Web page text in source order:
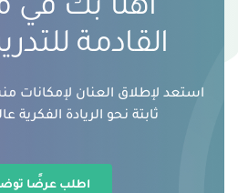
أهلًا بك
القادمة
استعد لإطلاق العنان
ثابتة نحو الريادة الفكرية
اطلب عرضًا